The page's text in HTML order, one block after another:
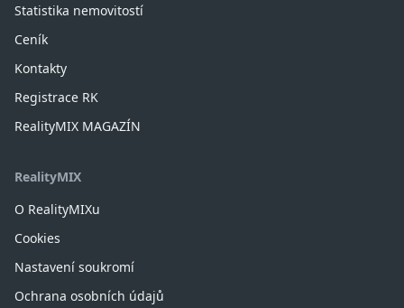
Statistika nemovitostí
Ceník
Kontakty
Registrace RK
RealityMIX MAGAZÍN
RealityMIX
O RealityMIXu
Cookies
Nastavení soukromí
Ochrana osobních údajů